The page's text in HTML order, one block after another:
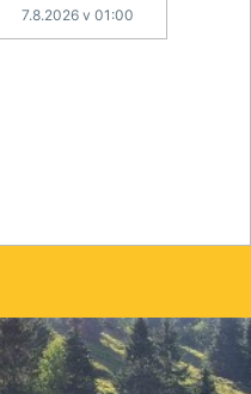
7.8.2026 v 01:00